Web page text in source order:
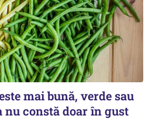
mai bună, verde sau
nu constă doar în gust